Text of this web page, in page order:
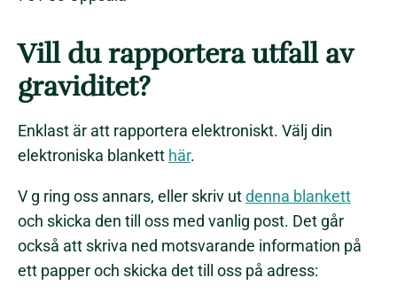
Vill du rapportera utfall av
graviditet?
Enklast är att rapportera elektroniskt. Välj din
elektroniska blankett här.
V g ring oss annars, eller skriv utdenna blankett
och skicka den till oss med vanlig post. Det går
också att skriva ned motsvarande information på
ett papper och skicka det till oss på adress: